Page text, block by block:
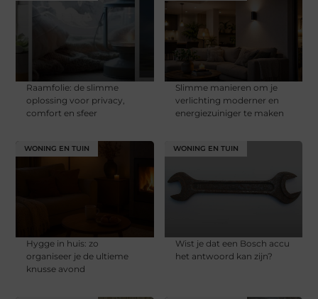
Raamfolie: de slimme
oplossing voor privacy,
comfort en sfeer
Slimme manieren om je
verlichting moderner en
energiezuiniger te maken
WONING EN TUIN
Hygge in huis: zo
organiseer je de ultieme
knusse avond
WONING EN TUIN
Wist je dat een Bosch accu
het antwoord kan zijn?